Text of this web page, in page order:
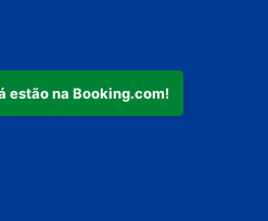
estão na Booking.com!